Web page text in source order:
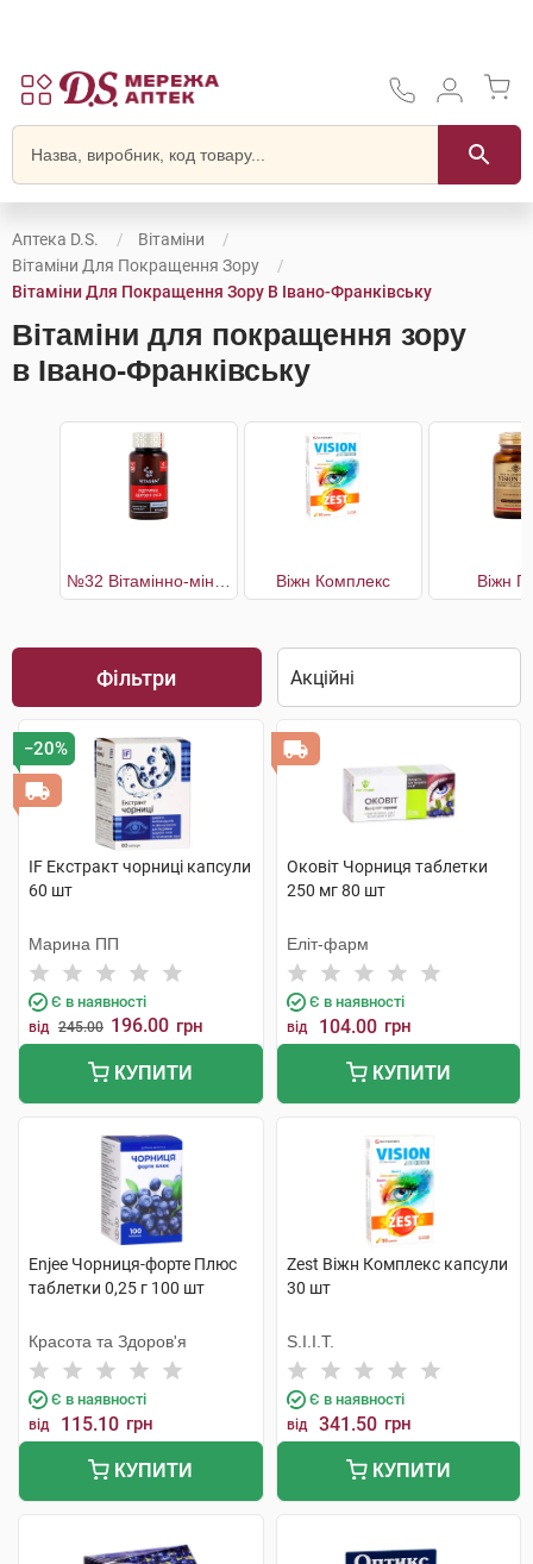
Аптека D.S.
Вітаміни
Вітаміни Для Покращення Зору
Вітаміни Для Покращення Зору В Івано-Франківську
Вітаміни для покращення зору
в Івано-Франківську
Віжн Комплекс Віжн
Фільтри
−20%
IF Екстракт чорниці капсули
60 шт
Марина ПП
Є в наявності
від 245.00 196.00 грн
КУПИТИ
Оковіт Чорниця таблетки
250 мг 80 шт
Еліт-фарм
Є в наявності
від 104.00 грн
КУПИТИ
Enjee Чорниця-форте Плюс
таблетки 0,25 г 100 шт
Красота та Здоров'я
Є в наявності
від 115.10 грн
КУПИТИ
Zest Віжн Комплекс капсули
30 шт
S.I.I.T.
Є в наявності
від 341.50 грн
КУПИТИ